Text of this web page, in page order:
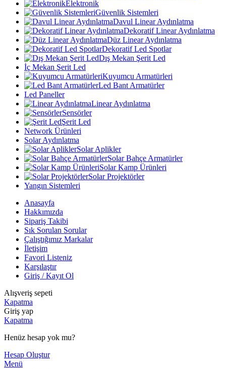
Elektronik
Güvenlik Sistemleri
Davul Linear Aydınlatma
Dekoratif Linear Aydınlatma
Düz Linear Aydınlatma
Dekoratif Led Spotlar
Dış Mekan Şerit Led
İç Mekan Şerit Led
Kuyumcu Armatürleri
Led Bant Armatürler
Led Paneller
Linear Aydınlatma
Sensörler
Şerit Led
Network Ürünleri
Solar Aydınlatma
Solar Aplikler
Solar Bahçe Armatürler
Solar Kamp Ürünleri
Solar Projektörler
Yangın Sistemleri
Anasayfa
Hakkımızda
Sipariş Takibi
Sık Sorulan Sorular
Çalıştığımız Markalar
İletişim
Favori Listeniz
Karşılaştır
Giriş / Kayıt Ol
Alışveriş sepeti
Kapatma
Giriş yap
Kapatma
Henüz hesap yok mu?
Hesap Oluştur
Menü